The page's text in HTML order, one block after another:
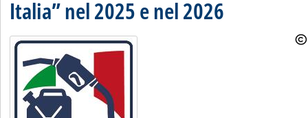
Italia” nel 2025 e nel 2026